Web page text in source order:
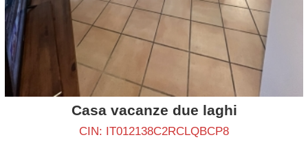
Casa vacanze due laghi
CIN: IT012138C2RCLQBCP8